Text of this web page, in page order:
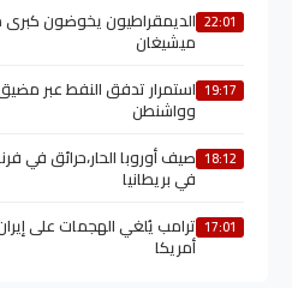
22:01 الديمقراطيون يخوضون كبرى
ميشيغان
19:17 استمرار تدفق النفط عبر
وواشنطن
18:12 صيف أوروبا الحار،حرائق في
في بريطانيا
17:01 ترامب يُلغي الهجمات على
أمريكا